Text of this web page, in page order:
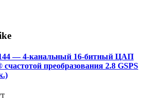
— 4-канальный 16-битный ЦАП
преобразования 2.8 GSPS